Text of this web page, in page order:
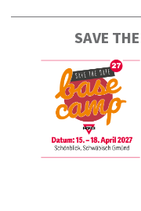
SAVE